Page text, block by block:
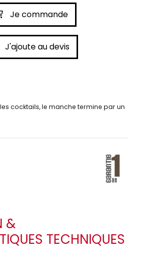
Je commande
J'ajoute au devis
cocktails, le manche termine par un
&
TECHNIQUES